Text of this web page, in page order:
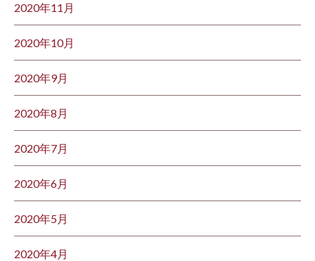
2020年11月
2020年10月
2020年9月
2020年8月
2020年7月
2020年6月
2020年5月
2020年4月